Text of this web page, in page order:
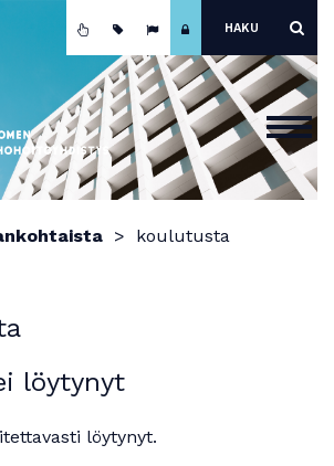
koulutusta
löytynyt
löytynyt.